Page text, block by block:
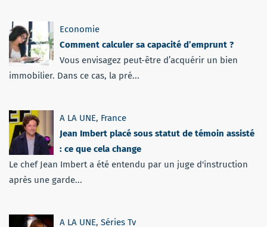
Economie
Comment calculer sa capacité d’emprunt ?
Vous envisagez peut-être d’acquérir un bien
immobilier. Dans ce cas, la pré...
A LA UNE, France
Jean Imbert placé sous statut de témoin assisté
: ce que cela change
Le chef Jean Imbert a été entendu par un juge d'instruction
après une garde...
A LA UNE, Séries Tv